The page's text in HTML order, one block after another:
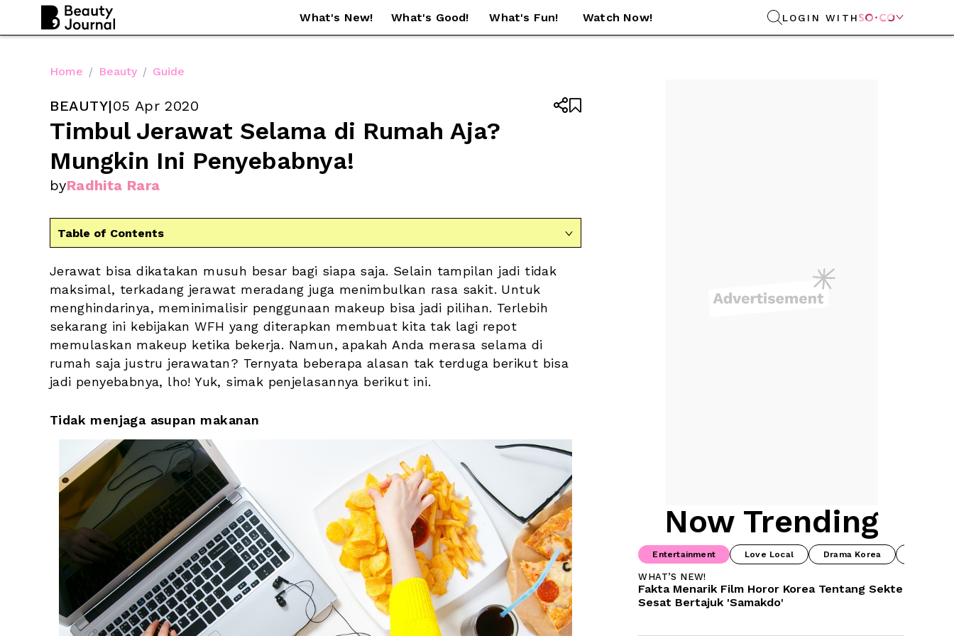
What's New! What's Good! What's Fun! Watch Now! LOGIN WITH 
Home / Beauty / Guide
BEAUTY|05 Apr 2020
Timbul Jerawat Selama di Rumah Aja?
Mungkin Ini Penyebabnya!
byRadhita Rara


Table of Contents 
Jerawat bisa dikatakan musuh besar bagi siapa saja. Selain tampilan jadi tidak
maksimal, terkadang jerawat meradang juga menimbulkan rasa sakit. Untuk
menghindarinya, meminimalisir penggunaan makeup bisa jadi pilihan. Terlebih
sekarang ini kebijakan WFH yang diterapkan membuat kita tak lagi repot
memulaskan makeup ketika bekerja. Namun, apakah Anda merasa selama di
rumah saja justru jerawatan? Ternyata beberapa alasan tak terduga berikut bisa
jadi penyebabnya, lho! Yuk, simak penjelasannya berikut ini.
Tidak menjaga asupan makanan
Now Trending
Entertainment Love Local Drama Korea
WHAT’S NEW!
Fakta Menarik Film Horor Korea Tentang Sekte
Sesat Bertajuk 'Samakdo'